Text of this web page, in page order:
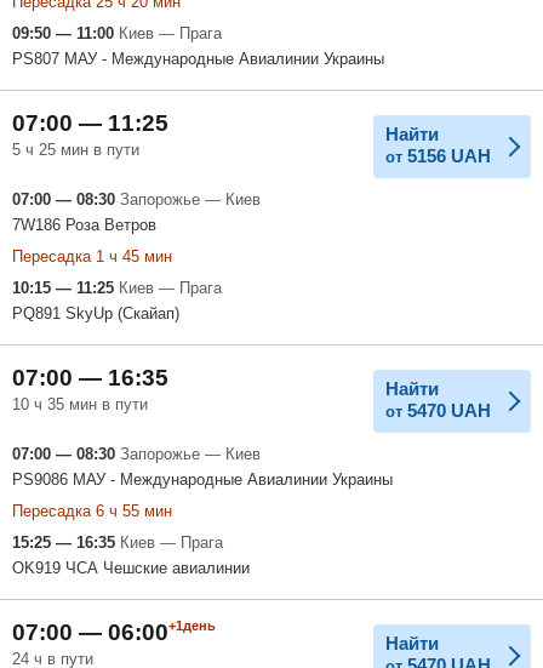
09:50 — 11:00 Киев — Прага
PS807 МАУ - Международные Авиалинии Украины
07:00 — 11:25
5 ч 25 мин в пути
Найти
от 5156 UAH
07:00 — 08:30 Запорожье — Киев
7W186 Роза Ветров
Пересадка 1 ч 45 мин
10:15 — 11:25 Киев — Прага
PQ891 SkyUp (Скайап)
07:00 — 16:35
10 ч 35 мин в пути
Найти
от 5470 UAH
07:00 — 08:30 Запорожье — Киев
PS9086 МАУ - Международные Авиалинии Украины
Пересадка 6 ч 55 мин
15:25 — 16:35 Киев — Прага
OK919 ЧСА Чешские авиалинии
07:00 — 06:00+1день
24 ч в пути
Найти